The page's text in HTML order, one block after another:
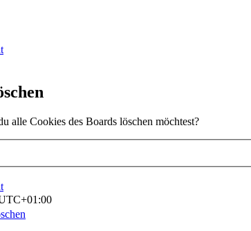
alle Cookies des Boards löschen möchtest?